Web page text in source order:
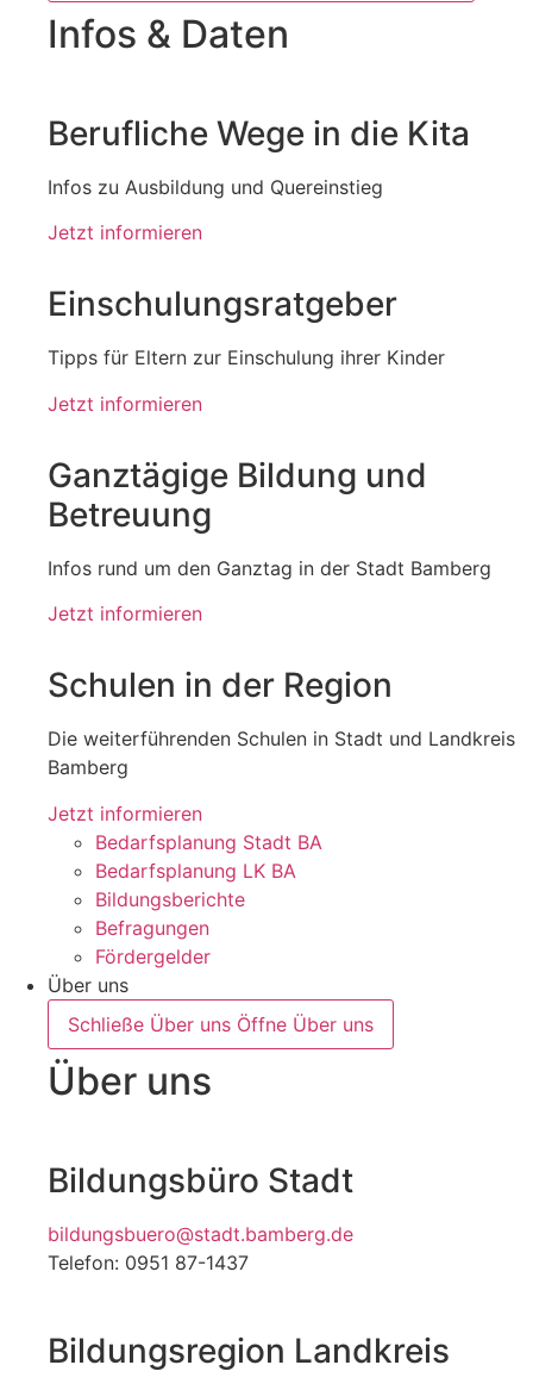
Infos & Daten
Berufliche Wege in die Kita
Infos zu Ausbildung und Quereinstieg
Jetzt informieren
Einschulungsratgeber
Tipps für Eltern zur Einschulung ihrer Kinder
Jetzt informieren
Ganztägige Bildung und
Betreuung
Infos rund um den Ganztag in der Stadt Bamberg
Jetzt informieren
Schulen in der Region
Die weiterführenden Schulen in Stadt und Landkreis
Bamberg
Jetzt informieren
Bedarfsplanung Stadt BA
Bedarfsplanung LK BA
Bildungsberichte
Befragungen
Fördergelder
Über uns
Schließe Über uns Öffne Über uns
Über uns
Bildungsbüro Stadt
bildungsbuero@stadt.bamberg.de
Telefon: 0951 87-1437
Bildungsregion Landkreis